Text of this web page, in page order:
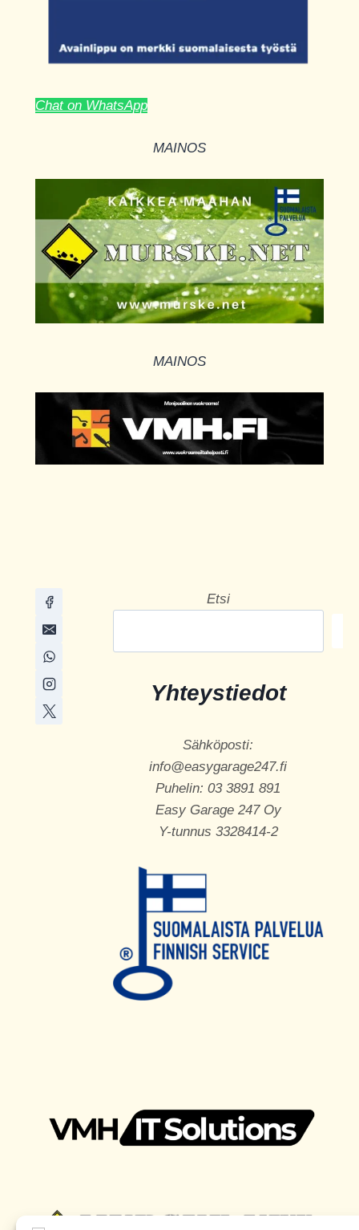
Chat on WhatsApp
MAINOS
MAINOS
Etsi
Yhteystiedot
Sähköposti:
info@easygarage247.fi
Puhelin: 03 3891 891
Easy Garage 247 Oy
Y-tunnus 3328414-2